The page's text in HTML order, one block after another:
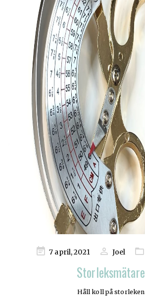
Publicerad
7 april, 2021 Joel
Storleksmätare
Håll koll på storleken